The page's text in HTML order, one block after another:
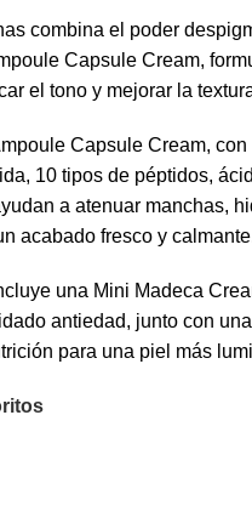
combina el poder
Capsule Cream,
el tono y mejorar la
Capsule Cream,
10 tipos de péptidos,
a atenuar manchas,
acabado fresco y
una Mini Madeca
antiedad, junto con
para una piel más